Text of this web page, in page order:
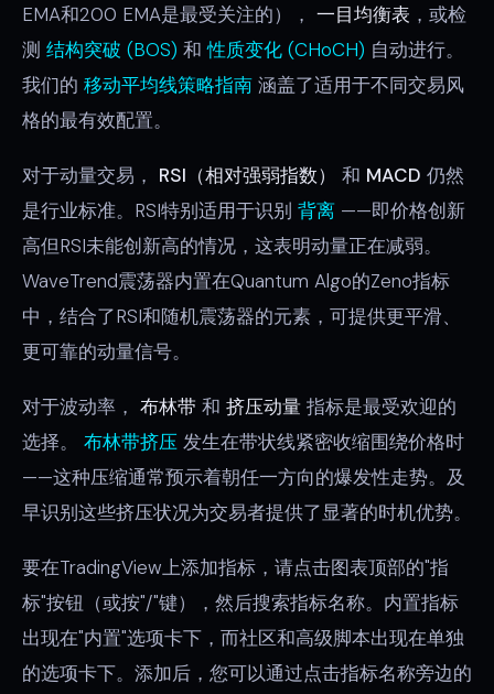
EMA和200 EMA是最受关注的）， 一目均衡表 ，或检
测 结构突破 (BOS) 和性质变化 (CHoCH) 自动进行。
我们的 移动平均线策略指南 涵盖了适用于不同交易风
格的最有效配置。
对于动量交易， RSI（相对强弱指数） 和 MACD 仍然
是行业标准。RSI特别适用于识别 背离 ——即价格创新
高但RSI未能创新高的情况，这表明动量正在减弱。
WaveTrend震荡器内置在Quantum Algo的Zeno指标
中，结合了RSI和随机震荡器的元素，可提供更平滑、
更可靠的动量信号。
对于波动率， 布林带 和 挤压动量 指标是最受欢迎的
选择。 布林带挤压 发生在带状线紧密收缩围绕价格时
——这种压缩通常预示着朝任一方向的爆发性走势。及
早识别这些挤压状况为交易者提供了显著的时机优势。
要在TradingView上添加指标，请点击图表顶部的"指
标"按钮（或按"/"键），然后搜索指标名称。内置指标
出现在"内置"选项卡下，而社区和高级脚本出现在单独
的选项卡下。添加后，您可以通过点击指标名称旁边的